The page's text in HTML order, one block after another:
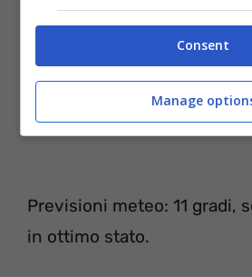
Previsioni meteo: 11 gradi,
in ottimo stato.
Consent
Manage